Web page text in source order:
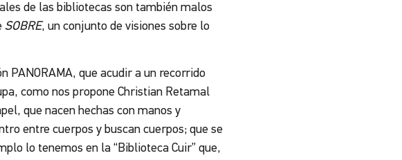
de las bibliotecas son también malos
SOBRE, un conjunto de visiones sobre lo
PANORAMA, que acudir a un recorrido
como nos propone Christian Retamal
que nacen hechas con manos y
entre cuerpos y buscan cuerpos; que se
lo tenemos en la “Biblioteca Cuir” que,